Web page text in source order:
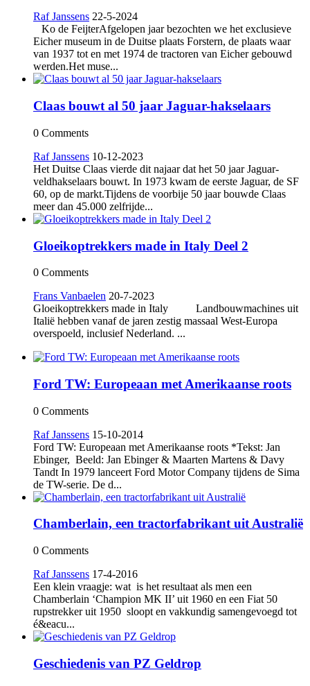
Raf Janssens 22-5-2024
Ko de FeijterAfgelopen jaar bezochten we het exclusieve
Eicher museum in de Duitse plaats Forstern, de plaats waar
van 1937 tot en met 1974 de tractoren van Eicher gebouwd
werden.Het muse...
Claas bouwt al 50 jaar Jaguar-hakselaars
0 Comments
Raf Janssens 10-12-2023
Het Duitse Claas vierde dit najaar dat het 50 jaar Jaguar-
veldhakselaars bouwt. In 1973 kwam de eerste Jaguar, de SF
60, op de markt.Tijdens de voorbije 50 jaar bouwde Claas
meer dan 45.000 zelfrijde...
Gloeikoptrekkers made in Italy Deel 2
0 Comments
Frans Vanbaelen 20-7-2023
Gloeikoptrekkers made in Italy Landbouwmachines uit
Italië hebben vanaf de jaren zestig massaal West-Europa
overspoeld, inclusief Nederland. ...
Ford TW: Europeaan met Amerikaanse roots
0 Comments
Raf Janssens 15-10-2014
Ford TW: Europeaan met Amerikaanse roots *Tekst: Jan
Ebinger, Beeld: Jan Ebinger & Maarten Martens & Davy
Tandt In 1979 lanceert Ford Motor Company tijdens de Sima
de TW-serie. De d...
Chamberlain, een tractorfabrikant uit Australië
0 Comments
Raf Janssens 17-4-2016
Een klein vraagje: wat is het resultaat als men een
Chamberlain ‘Champion MK II’ uit 1960 en een Fiat 50
rupstrekker uit 1950 sloopt en vakkundig samengevoegd tot
é&eacu...
Geschiedenis van PZ Geldrop